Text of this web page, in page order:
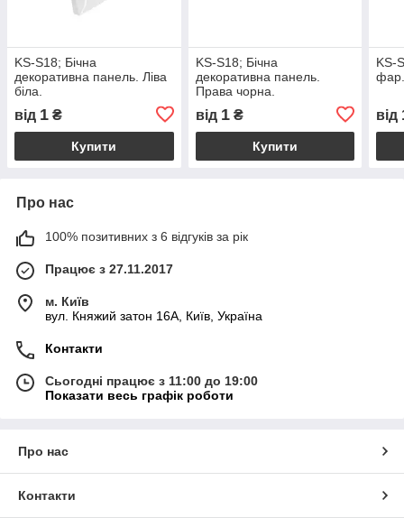
KS-S18; Бічна
декоративна панель. Ліва
біла.
від 1 ₴
Купити
KS-S18; Бічна
декоративна панель.
Права чорна.
від 1₴
Купити
KS-
від
Про нас
100% позитивних з 6 відгуків за рік
Працює з 27.11.2017
м. Київ
вул. Княжий затон 16А, Київ, Україна
Контакти
Сьогодні працює з 11:00 до 19:00
Показати весь графік роботи
Про нас
Контакти